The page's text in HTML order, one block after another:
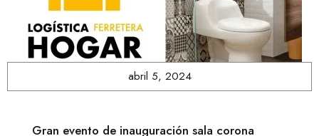
abril 5, 2024
Gran evento de inauguración sala corona